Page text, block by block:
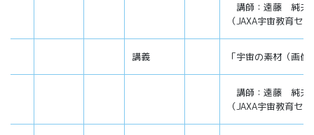
講師：遠藤 純夫
（JAXA宇宙教育セ
講義 「宇宙の素材（画
講師：遠藤 純夫
（JAXA宇宙教育セ